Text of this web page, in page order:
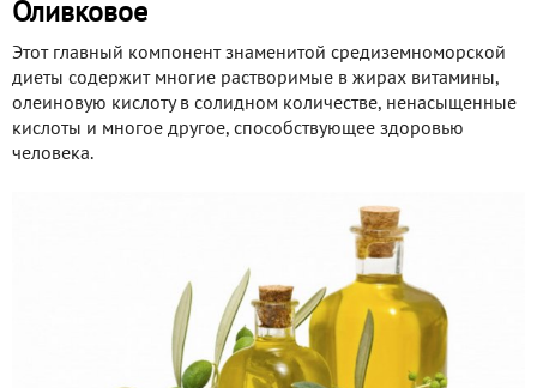
Оливковое
Этот главный компонент знаменитой средиземноморской
диеты содержит многие растворимые в жирах витамины,
олеиновую кислоту в солидном количестве, ненасыщенные
кислоты и многое другое, способствующее здоровью
человека.